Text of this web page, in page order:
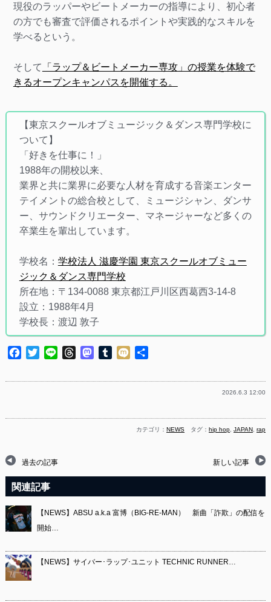
現役のラッパーやビートメーカーの指導により、初心者
の方でも審査で評価されるポイントや実践的なスキルを
学べるという。
そして
「ラップ＆ビートメーカー専攻」の授業を体験で
きるオープンキャンパスを開催する。
【東京スクールオブミュージック＆ダンス専門学校に
ついて】
「好きを仕事に！」
1988年の開校以来、
業界と共に業界に必要な人材を育成する音楽エンター
テイメントの総合校として、ミュージシャン、ダンサ
ー、サウンドクリエーター、マネージャーなど多くの
卒業生を輩出しています。
学校名： 学校法人 滋慶学園 東京スクールオブミュー
ジック＆ダンス専門学校
所在地：〒134-0088 東京都江戸川区西葛西3-14-8
設立：1988年4月
学校長：渡辺 敦子
Facebook
TwitterLine ThreadsMastodon
Tumblr
Mixi
2026.6.3 12:00
カテゴリ：NEWS タグ：hip hop ,JAPAN ,rap
過去の記事 新しい記事
関連記事
【NEWS】ABSU a.k.a 富博（BIG-RE-MAN） 新曲「詐欺」の配信を
開始…
【NEWS】サイバー･ラップ･ユニット TECHNIC RUNNER…